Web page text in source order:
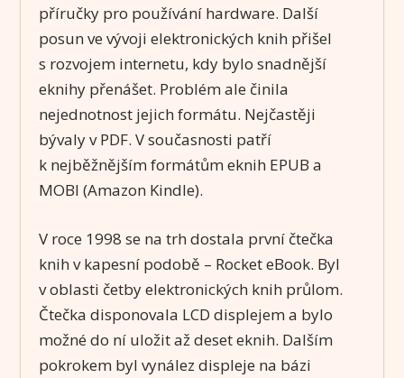
příručky pro používání hardware. Další
posun ve vývoji elektronických knih přišel
s rozvojem internetu, kdy bylo snadnější
eknihy přenášet. Problém ale činila
nejednotnost jejich formátu. Nejčastěji
bývaly v PDF. V současnosti patří
k nejběžnějším formátům eknih EPUB a
MOBI (Amazon Kindle).
V roce 1998 se na trh dostala první čtečka
knih v kapesní podobě – Rocket eBook. Byl
v oblasti četby elektronických knih průlom.
Čtečka disponovala LCD displejem a bylo
možné do ní uložit až deset eknih. Dalším
pokrokem byl vynález displeje na bázi